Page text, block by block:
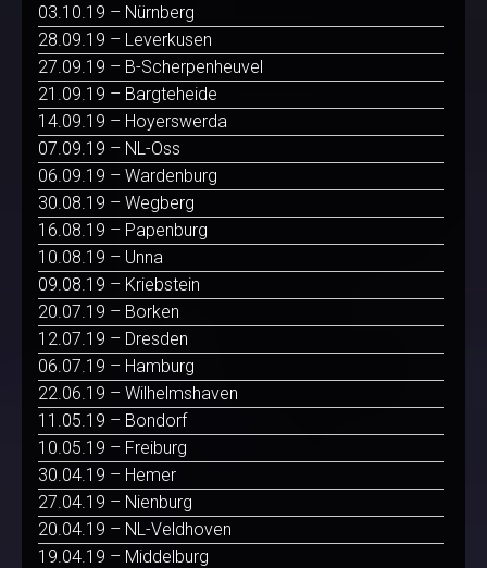
03.10.19 – Nürnberg
28.09.19 – Leverkusen
27.09.19 – B-Scherpenheuvel
21.09.19 – Bargteheide
14.09.19 – Hoyerswerda
07.09.19 – NL-Oss
06.09.19 – Wardenburg
30.08.19 – Wegberg
16.08.19 – Papenburg
10.08.19 – Unna
09.08.19 – Kriebstein
20.07.19 – Borken
12.07.19 – Dresden
06.07.19 – Hamburg
22.06.19 – Wilhelmshaven
11.05.19 – Bondorf
10.05.19 – Freiburg
30.04.19 – Hemer
27.04.19 – Nienburg
20.04.19 – NL-Veldhoven
19.04.19 – Middelburg